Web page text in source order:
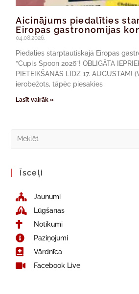
Aicinājums piedalīties
Eiropas gastronomijas
04.08.2026.
Piedalies starptautiskajā Eiropas
“Cupi’s Spoon 2026”! OBLIGĀTA
PIETEIKŠANĀS LĪDZ 17. AUGUSTAM!
ierobežots, tāpēc piesakies
Lasīt vairāk »
Īsceļi
Jaunumi
Lūgšanas
Notikumi
Paziņojumi
Vārdnīca
Facebook Live